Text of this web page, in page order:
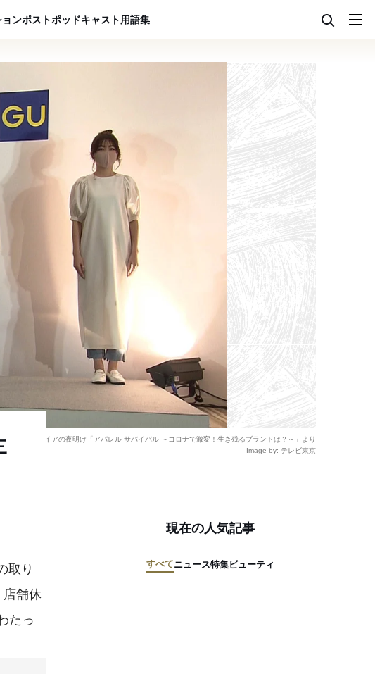
ョンポストポッドキャスト用語集
ガイアの夜明け「アパレル サバイバル ～コロナで激変！生き残るブランドは？～」より
Image by: テレビ東京
取り
店舗休
たっ
現在の人気記事
すべてニュース特集ビューティ